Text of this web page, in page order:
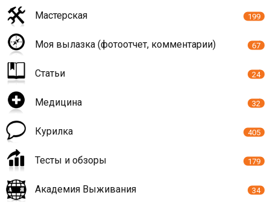
Мастерская 199
Моя вылазка (фотоотчет, комментарии) 67
Статьи 24
Медицина 32
Курилка 405
Тесты и обзоры 179
Академия Выживания 34